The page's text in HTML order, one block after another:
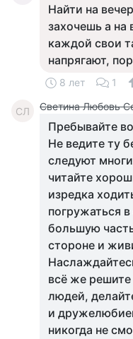
Найти на
захочешь а на
каждой свои
напрягают,
8 лет 1
СЛ Светина Любовь
Пребывайте
Не ведите ту
следуют
читайте
изредка
погружаться
большую
стороне и
всё же решите
людей,
и
никогда не